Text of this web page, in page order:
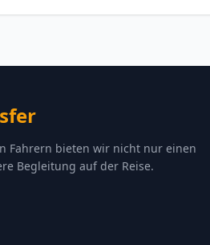
Fahrern bieten wir nicht nur einen
Begleitung auf der Reise.